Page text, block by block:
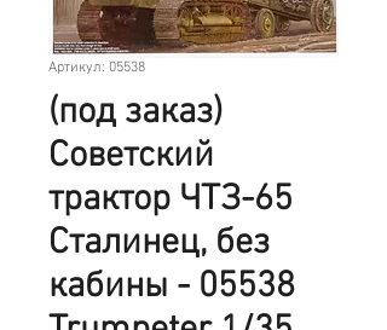
Артикул: 05538
(под заказ)
Советский
трактор ЧТЗ-65
Сталинец, без
кабины - 05538